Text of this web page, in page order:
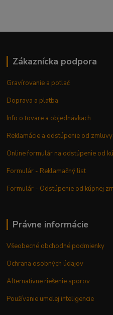
Zákaznícka podpora
Gravírovanie a potlač
Doprava a platba
Info o tovare a objednávkach
Reklamácie a odstúpenie od zmluvy
Online formulár na odstúpenie od
Formulár - Reklamačný list
Formulár - Odstúpenie od kúpnej
Právne informácie
Všeobecné obchodné podmienky
Ochrana osobných údajov
Alternatívne riešenie sporov
Používanie umelej inteligencie